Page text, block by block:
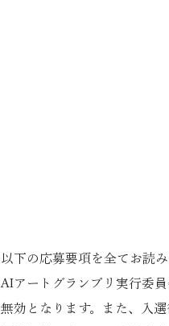
以下の応募要項を全てお読
AIアートグランプリ実行委
無効となります。また、入